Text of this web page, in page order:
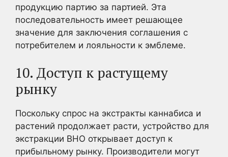
продукцию партию за партией. Эта
последовательность имеет решающее
значение для заключения соглашения с
потребителем и лояльности к эмблеме.
10. Доступ к растущему
рынку
Поскольку спрос на экстракты каннабиса и
растений продолжает расти, устройство для
экстракции BHO открывает доступ к
прибыльному рынку. Производители могут